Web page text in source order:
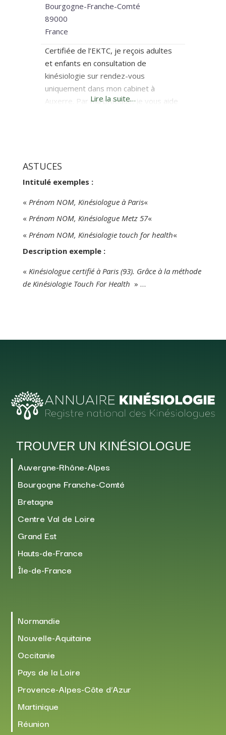
Bourgogne-Franche-Comté
89000
France
Certifiée de l’EKTC, je reçois adultes
et enfants en consultation de
kinésiologie sur rendez-vous
uniquement dans mon cabinet à
Auxerre. Par ma pratique, je vous aide
ou émotionnel. Mes outils : Santé par le
Lire la suite…
ASTUCES
Intitulé exemples :
« Prénom NOM, Kinésiologue à Paris«
« Prénom NOM, Kinésiologue Metz 57«
« Prénom NOM, Kinésiologie touch for health«
Description exemple :
« Kinésiologue certifié à Paris (93). Grâce à la méthode
de Kinésiologie Touch For Health » …
TROUVER UN KINÉSIOLOGUE
Auvergne-Rhône-Alpes
Bourgogne Franche-Comté
Bretagne
Centre Val de Loire
Grand Est
Hauts-de-France
Île-de-France
Normandie
Nouvelle-Aquitaine
Occitanie
Pays de la Loire
Provence-Alpes-Côte d’Azur
Martinique
Réunion